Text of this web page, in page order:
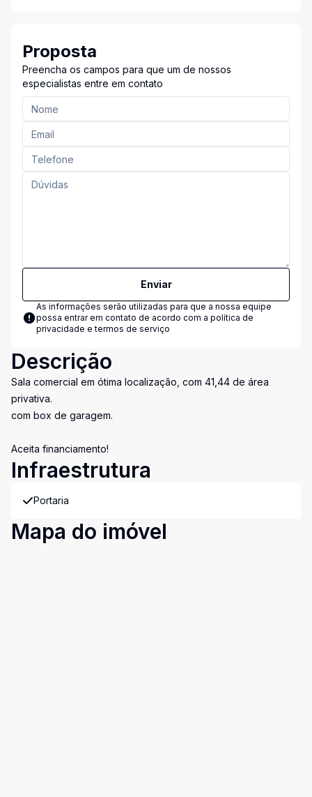
Proposta
Preencha os campos para que um de nossos
especialistas entre em contato
Enviar
As informações serão utilizadas para que a nossa equipe
possa entrar em contato de acordo com a política de
privacidade e termos de serviço
Descrição
Sala comercial em ótima localização, com 41,44 de área
privativa.
com box de garagem.
Aceita financiamento!
Infraestrutura
Portaria
Mapa do imóvel